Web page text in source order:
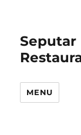
Seputar
MENU